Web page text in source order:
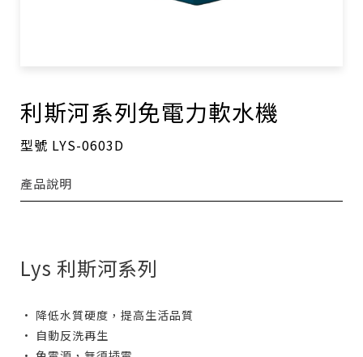
利斯河系列免電力軟水機
型號 LYS-0603D
產品說明
Lys 利斯河系列
• 降低水質硬度，提高生活品質
• 自動反洗再生